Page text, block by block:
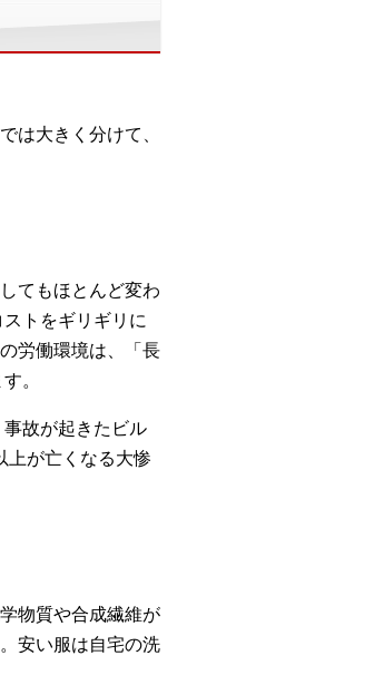
は大きく分けて、
てもほとんど変わ
トをギリギリに
労働環境は、「長
。
故が起きたビル
上が亡くなる大惨
物質や合成繊維が
安い服は自宅の洗